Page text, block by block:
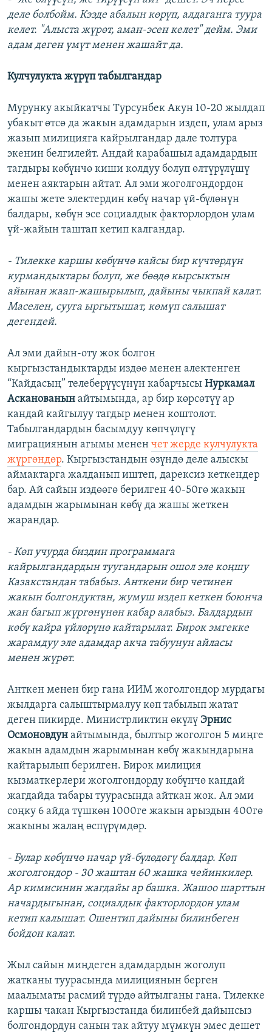
деле болбойм. Кээде абалын көрүп, алдаганга туура
келет. "Алыста жүрөт, аман-эсен келет" дейм. Эми
адам деген үмүт менен жашайт да.
Кулчулукта жүрүп табылгандар
Мурунку акыйкатчы Турсунбек Акун 10-20 жылдап
убакыт өтсө да жакын адамдарын издеп, улам арыз
жазып милицияга кайрылгандар дале толтура
экенин белгилейт. Андай карабашыл адамдардын
тагдыры көбүнчө киши колдуу болуп өлтүрүлүшү
менен аяктарын айтат. Ал эми жоголгондордон
жашы жете электердин көбү начар үй-бүлөнүн
балдары, көбүн эсе социалдык факторлордон улам
үй-жайын таштап кетип калгандар.
- Тилекке каршы көбүнчө кайсы бир күчтөрдүн
курмандыктары болуп, же бөөдө кырсыктын
айынан жаап-жашырылып, дайыны чыкпай калат.
Маселен, сууга ыргытышат, көмүп салышат
дегендей.
Ал эми дайын-оту жок болгон
кыргызстандыктарды издөө менен алектенген
“Кайдасың” телеберүүсүнүн кабарчысы Нуркамал
Асканованын айтымында, ар бир көрсөтүү ар
кандай кайгылуу тагдыр менен коштолот.
Табылгандардын басымдуу көпчүлүгү
миграциянын агымы менен чет жерде кулчулукта
жүргөндөр. Кыргызстандын өзүндө деле алыскы
аймактарга жалданып иштеп, дарексиз кеткендер
бар. Ай сайын издөөгө берилген 40-50гө жакын
адамдын жарымынан көбү да жашы жеткен
жарандар.
- Көп учурда биздин программага
кайрылгандардын туугандарын ошол эле коңшу
Казакстандан табабыз. Анткени бир четинен
жакын болгондуктан, жумуш издеп кеткен боюнча
жан багып жүргөнүнөн кабар алабыз. Балдардын
көбү кайра үйлөрүнө кайтарылат. Бирок эмгекке
жарамдуу эле адамдар акча табуунун айласы
менен жүрөт.
Анткен менен бир гана ИИМ жоголгондор мурдагы
жылдарга салыштырмалуу көп табылып жатат
деген пикирде. Министрликтин өкүлү Эрнис
Осмоновдун айтымында, былтыр жоголгон 5 миңге
жакын адамдын жарымынан көбү жакындарына
кайтарылып берилген. Бирок милиция
кызматкерлери жоголгондорду көбүнчө кандай
жагдайда табары туурасында айткан жок. Ал эми
соңку 6 айда түшкөн 1000ге жакын арыздын 400гө
жакыны жалаң өспүрүмдөр.
- Булар көбүнчө начар үй-бүлөдөгү балдар. Көп
жоголгондор - 30 жаштан 60 жашка чейинкилер.
Ар кимисинин жагдайы ар башка. Жашоо шарттын
начардыгынан, социалдык факторлордон улам
кетип калышат. Ошентип дайыны билинбеген
бойдон калат.
Жыл сайын миңдеген адамдардын жоголуп
жатканы туурасында милициянын берген
маалыматы расмий түрдө айтылганы гана. Тилекке
каршы чакан Кыргызстанда билинбей дайынсыз
болгондордун санын так айтуу мүмкүн эмес дешет